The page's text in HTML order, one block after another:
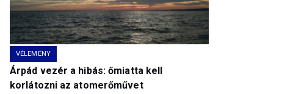
VÉLEMÉNY
Árpád vezér a hibás: őmiatta kell
korlátozni az atomerőművet